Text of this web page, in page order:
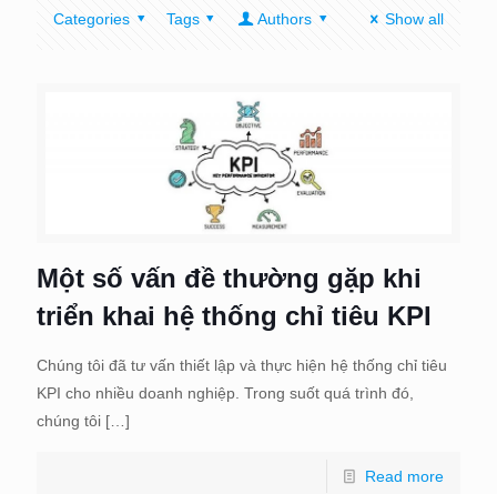
Categories Tags Authors Show all
Một số vấn đề thường gặp khi
triển khai hệ thống chỉ tiêu KPI
Chúng tôi đã tư vấn thiết lập và thực hiện hệ thống chỉ tiêu
KPI cho nhiều doanh nghiệp. Trong suốt quá trình đó,
chúng tôi […]
Read more